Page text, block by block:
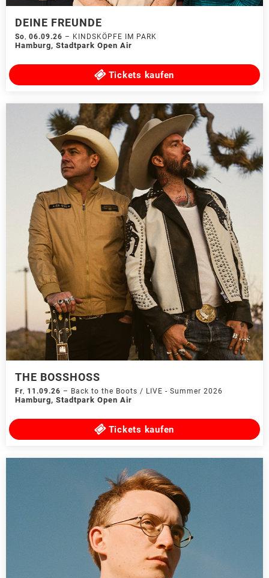
DEINE FREUNDE
So, 06.09.26 – KINDSKÖPFE IM PARK
Hamburg, Stadtpark Open Air
Tickets kaufen
THE BOSSHOSS
Fr, 11.09.26 – Back to the Boots / LIVE - Summer 2026
Hamburg, Stadtpark Open Air
Tickets kaufen